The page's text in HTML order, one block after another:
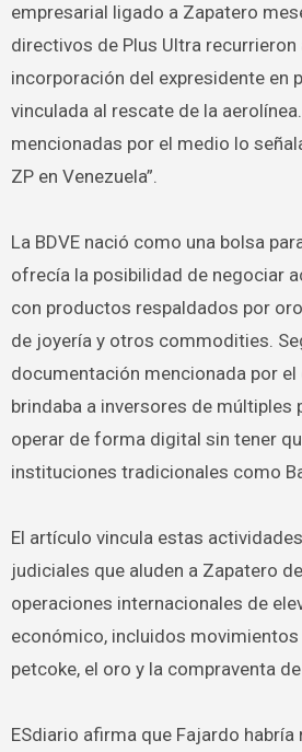
empresarial ligado a Zapatero
directivos de Plus Ultra recurrieron
incorporación del expresidente en
vinculada al rescate de la
mencionadas por el medio lo
ZP en Venezuela”.
La BDVE nació como una bolsa
ofrecía la posibilidad de negociar
con productos respaldados por
de joyería y otros commodities.
documentación mencionada por
brindaba a inversores de múltiples
operar de forma digital sin tener
instituciones tradicionales como
El artículo vincula estas
judiciales que aluden a Zapatero
operaciones internacionales de
económico, incluidos
petcoke, el oro y la compraventa
ESdiario afirma que Fajardo habría